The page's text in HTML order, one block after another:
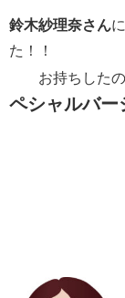
鈴木紗理奈さん
た！！
お持ちしたの
ペシャルバー